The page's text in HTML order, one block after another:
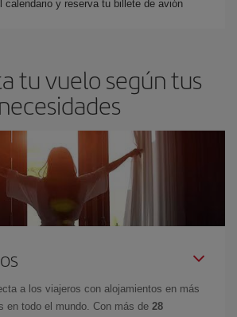
calendario y reserva tu billete de avión
tu vuelo según tus
necesidades
a los viajeros con alojamientos en más
en todo el mundo. Con más de 28